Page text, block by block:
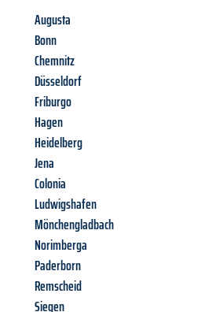
Augusta
Bonn
Chemnitz
Düsseldorf
Friburgo
Hagen
Heidelberg
Jena
Colonia
Ludwigshafen
Mönchengladbach
Norimberga
Paderborn
Remscheid
Siegen